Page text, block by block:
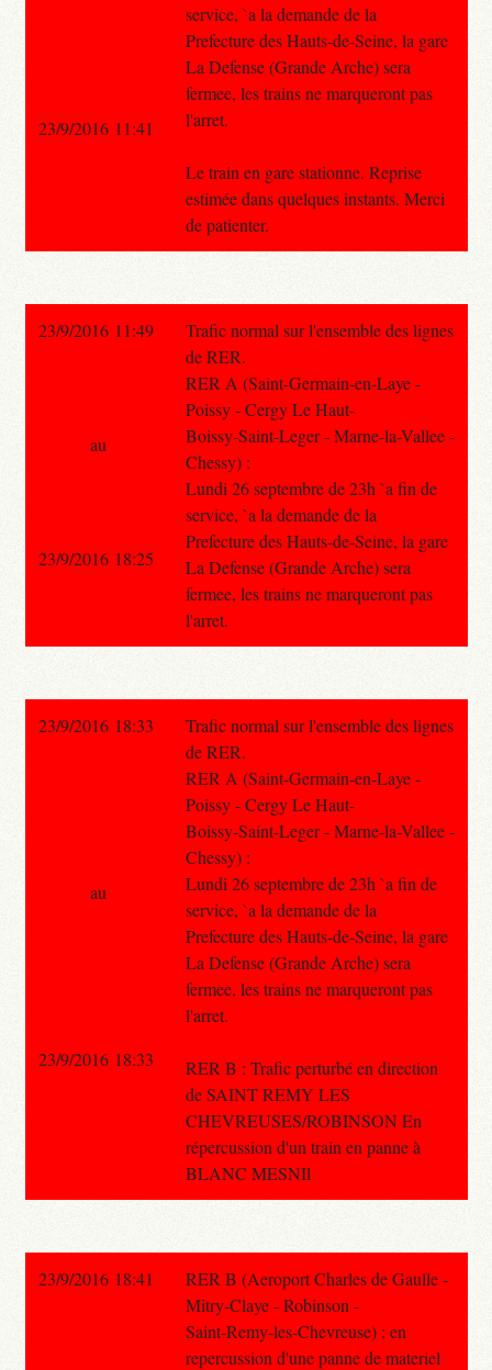
service, `a la demande de la
Prefecture des Hauts-de-Seine, la gare
La Defense (Grande Arche) sera
fermee, les trains ne marqueront pas
l'arret.
Le train en gare stationne. Reprise
estimée dans quelques instants. Merci
de patienter.
23/9/2016 11:41
23/9/2016 11:49
Trafic normal sur l'ensemble des lignes
de RER.
RER A (Saint-Germain-en-Laye -
Poissy - Cergy Le Haut-
Boissy-Saint-Leger - Marne-la-Vallee -
Chessy) :
Lundi 26 septembre de 23h `a fin de
service, `a la demande de la
Prefecture des Hauts-de-Seine, la gare
La Defense (Grande Arche) sera
fermee, les trains ne marqueront pas
l'arret.
au
23/9/2016 18:25
23/9/2016 18:33
Trafic normal sur l'ensemble des lignes
de RER.
RER A (Saint-Germain-en-Laye -
Poissy - Cergy Le Haut-
Boissy-Saint-Leger - Marne-la-Vallee -
Chessy) :
Lundi 26 septembre de 23h `a fin de
service, `a la demande de la
Prefecture des Hauts-de-Seine, la gare
La Defense (Grande Arche) sera
fermee, les trains ne marqueront pas
l'arret.
RER B : Trafic perturbé en direction
de SAINT REMY LES
CHEVREUSES/ROBINSON En
répercussion d'un train en panne à
BLANC MESNIl
au
23/9/2016 18:33
23/9/2016 18:41
RER B (Aeroport Charles de Gaulle -
Mitry-Claye - Robinson -
Saint-Remy-les-Chevreuse) : en
repercussion d'une panne de materiel